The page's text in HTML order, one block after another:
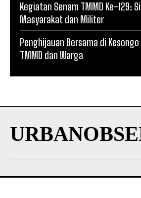
Kegiatan Senam TMMD Ke-129:
Masyarakat dan Militer
Penghijauan Bersama di
TMMD dan Warga